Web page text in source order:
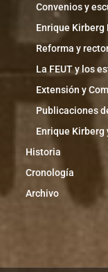
Convenios y
Enrique Kirberg
Reforma y
La FEUT y los
Extensión y
Publicaciones
Enrique Kirberg
Historia
Cronología
Archivo